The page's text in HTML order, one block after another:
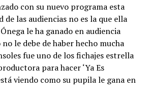
con su nuevo programa esta
de las audiencias no es la que ella
le ha ganado en audiencia
le debe de haber hecho mucha
fue uno de los fichajes estrella
para hacer ‘Ya Es
viendo como su pupila le gana en